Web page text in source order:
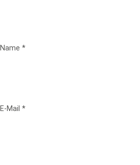
Name *
E-Mail *